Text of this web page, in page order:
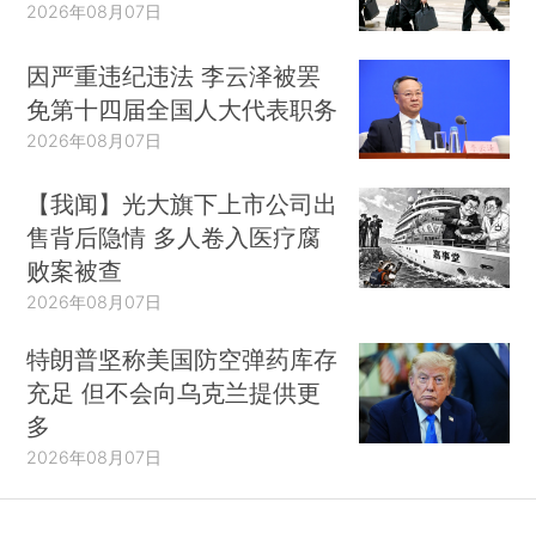
2026年08月07日
因严重违纪违法 李云泽被罢
免第十四届全国人大代表职务
2026年08月07日
【我闻】光大旗下上市公司出
售背后隐情 多人卷入医疗腐
败案被查
2026年08月07日
特朗普坚称美国防空弹药库存
充足 但不会向乌克兰提供更
多
2026年08月07日